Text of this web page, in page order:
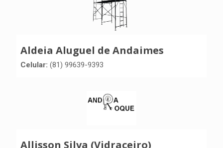
Aldeia Aluguel de Andaimes
Celular: (81) 99639-9393
Allisson Silva (Vidraceiro)